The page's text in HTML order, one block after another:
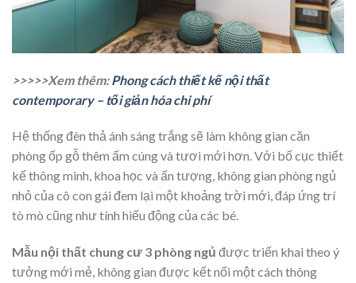
>>>>>Xem thêm:Phong cách thiết kế nội thất
contemporary – tối giản hóa chi phí
Hệ thống đèn thả ánh sáng trắng sẽ làm không gian căn
phòng ốp gỗ thêm ấm cúng và tươi mới hơn. Với bố cục thiết
kế thông minh, khoa học và ấn tượng, không gian phòng ngủ
nhỏ của cô con gái đem lại một khoảng trời mới, đáp ứng trí
tò mò cũng như tính hiếu động của các bé.
Mẫu nội thất chung cư 3 phòng ngủ được triển khai theo ý
tưởng mới mẻ, không gian được kết nối một cách thông